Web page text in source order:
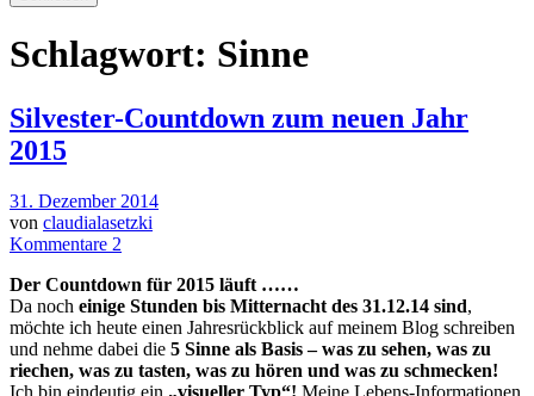
Schlagwort: Sinne
Silvester-Countdown zum neuen Jahr
2015
31. Dezember 2014
von claudialasetzki
Kommentare 2
Der Countdown für 2015 läuft ……
Da noch einige Stunden bis Mitternacht des 31.12.14 sind,
möchte ich heute einen Jahresrückblick auf meinem Blog schreiben
und nehme dabei die 5 Sinne als Basis – was zu sehen, was zu
riechen, was zu tasten, was zu hören und was zu schmecken!
Ich bin eindeutig ein „visueller Typ“! Meine Lebens-Informationen